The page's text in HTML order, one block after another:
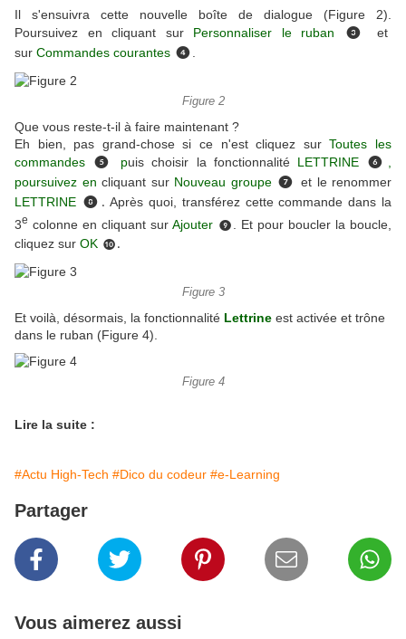
Il s'ensuivra cette nouvelle boîte de dialogue (Figure 2).
Poursuivez en cliquant sur
Personnaliser le ruban ❸et
sur Commandes courantes ❹
Figure 2
Que vous reste-t-il à faire maintenant ?
Eh bien, pas grand-chose si ce n'est cliquez surToutes les
commandes
❺ puis choisir la fonctionnalité LETTRINE ❻
poursuivez en cliquant sur Nouveau groupe ❼ et le renommer
LETTRINE ❽. Après quoi, transférez cette commande dans la
3e colonne en cliquant sur Ajouter ❾
. Et pour boucler la boucle,
cliquez sur OK ❿ .
Figure 3
Et voilà, désormais, la fonctionnalité Lettrine est activée et trône
dans le ruban (Figure 4).
Figure 4
Lire la suite :
#Actu High-Tech #Dico du codeur #e-Learning
Partager
Vous aimerez aussi